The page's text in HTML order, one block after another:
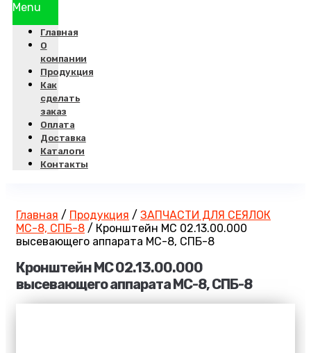
Menu
Главная
О
компании
Продукция
Как
сделать
заказ
Оплата
Доставка
Каталоги
Контакты
Главная / Продукция / ЗАПЧАСТИ ДЛЯ СЕЯЛОК
МС-8, СПБ-8 / Кронштейн МС 02.13.00.000
высевающего аппарата МС-8, СПБ-8
Кронштейн МС 02.13.00.000
высевающего аппарата МС-8, СПБ-8